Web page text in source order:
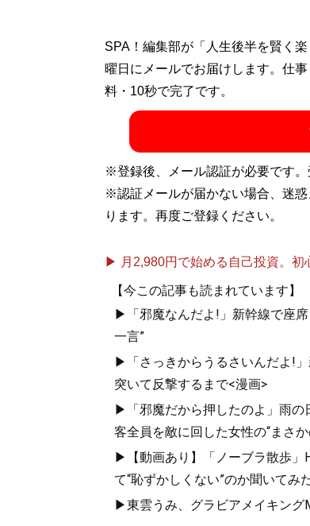
記事一覧へ
SPA！編集部が「人生後半を賢く
曜日にメールでお届けします。仕
料・10秒で完了です。
※登録後、メール認証が必要です。
※認証メールが届かない場合、迷
ります。再度ご登録ください。
▶ 月2,980円で始める自己投資。初
【今この記事も読まれています】
▶「邪魔なんだよ!」新幹線で座
一言”
▶「さっきからうるさいんだよ!」
突いて反撃するまで<漫画>
▶「邪魔だから押したのよ」雨の
客全員を敵に回した女性の“まさ
▶【動画あり】「ノーブラ散歩」
て“恥ずかしくない”のか聞いてみ
▶東雲うみ、グラビアメイキング